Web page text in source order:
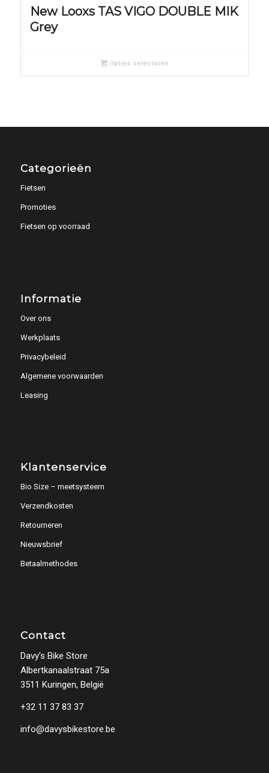
New Looxs TAS VIGO DOUBLE MIK
Grey
Opties selecteren
Categorieën
Fietsen
Promoties
Fietsen op voorraad
Informatie
Over ons
Werkplaats
Privacybeleid
Algemene voorwaarden
Leasing
Klantenservice
Bio Size – meetsysteem
Verzendkosten
Retourneren
Nieuwsbrief
Betaalmethodes
Contact
Davy’s Bike Store
Albertkanaalstraat 75a
3511 Kuringen, België
+32 11 37 83 37
info@davysbikestore.be